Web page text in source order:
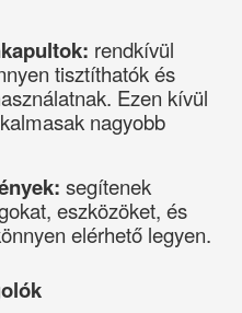
rendkívül
tisztíthatók és
Ezen kívül
nagyobb
segítenek
eszközöket, és
elérhető legyen.